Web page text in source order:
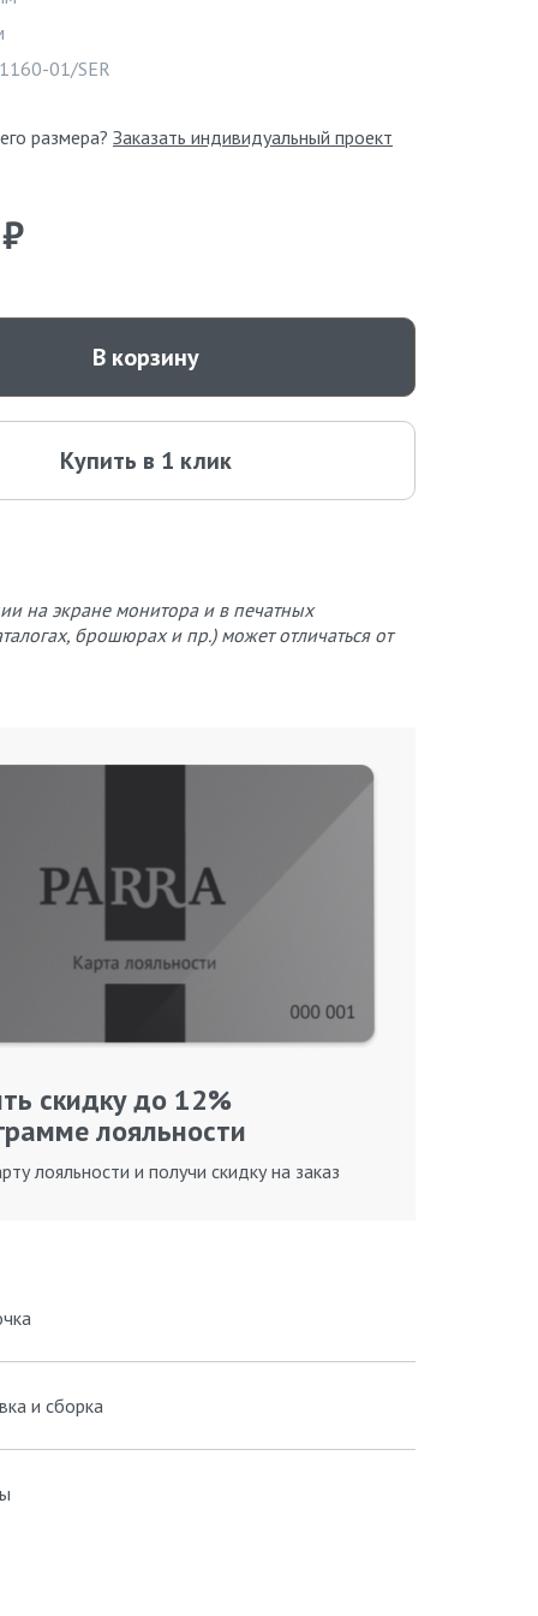
01/SER
размера? Заказать индивидуальный проект
В корзину
Купить в 1 клик
на экране монитора и в печатных
брошюрах и пр.) может отличаться от
скидку до 12%
лояльности
лояльности и получи скидку на заказ
и сборка